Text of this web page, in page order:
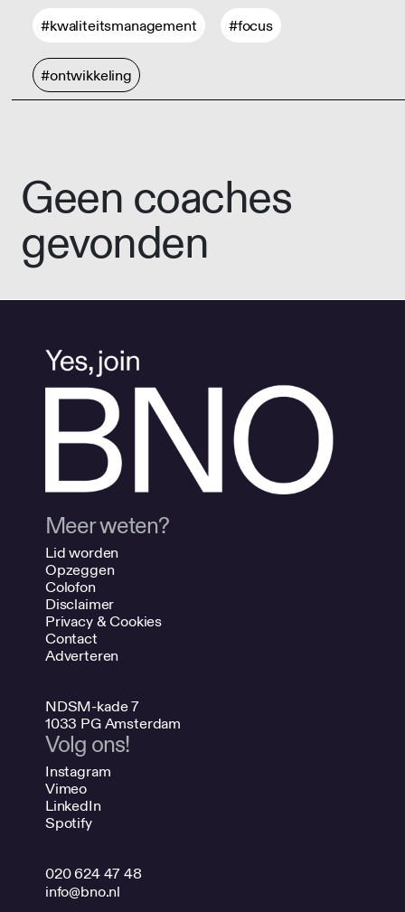
#kwaliteitsmanagement #focus
#ontwikkeling
Geen coaches
gevonden
Meer weten?
Lid worden
Opzeggen
Colofon
Disclaimer
Privacy & Cookies
Contact
Adverteren
NDSM-kade 7
1033 PG Amsterdam
Volg ons!
Instagram
Vimeo
LinkedIn
Spotify
020 624 47 48
info@bno.nl